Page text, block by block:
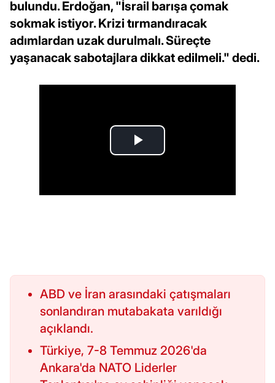
bulundu. Erdoğan, "İsrail barışa çomak
sokmak istiyor. Krizi tırmandıracak
adımlardan uzak durulmalı. Süreçte
yaşanacak sabotajlara dikkat edilmeli." dedi.
ABD ve İran arasındaki çatışmaları
sonlandıran mutabakata varıldığı
açıklandı.
Türkiye, 7-8 Temmuz 2026'da
Ankara'da NATO Liderler